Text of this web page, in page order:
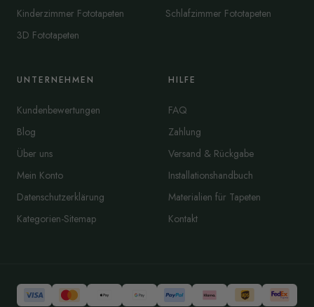
Kinderzimmer Fototapeten
3D Fototapeten
Schlafzimmer Fototapeten
UNTERNEHMEN
Kundenbewertungen
Blog
Über uns
Mein Konto
Datenschutzerklärung
Kategorien-Sitemap
HILFE
FAQ
Zahlung
Versand & Rückgabe
Installationshandbuch
Materialien für Tapeten
Kontakt